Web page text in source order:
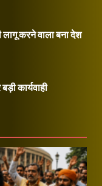
करने वाला बना देश
कार्यवाही